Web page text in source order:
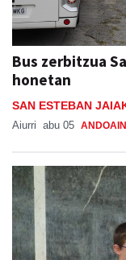
Bus zerbitzua
honetan
SAN ESTEBAN
Aiurri abu 05 ANDOAIN